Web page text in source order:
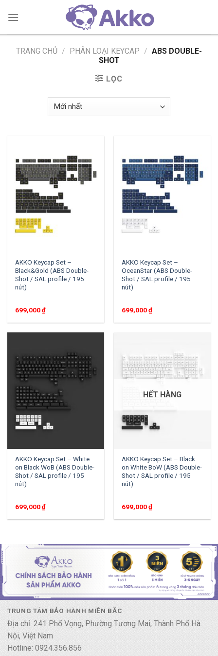
TRANG CHỦ / PHÂN LOẠI KEYCAP / ABS DOUBLE-
SHOT
LỌC
AKKO Keycap Set –
Black&Gold (ABS Double-
Shot / SAL profile / 195
nút)
699,000₫
AKKO Keycap Set –
OceanStar (ABS Double-
Shot / SAL profile / 195
nút)
699,000₫
AKKO Keycap Set – White
on Black WoB (ABS Double-
Shot / SAL profile / 195
nút)
699,000₫
HẾT HÀNG
AKKO Keycap Set – Black
on White BoW (ABS Double-
Shot / SAL profile / 195
nút)
699,000₫
TRUNG TÂM BẢO HÀNH MIỀN BẮC
Địa chỉ: 241 Phố Vọng, Phường Tương Mai, Thành Phố Hà
Nội, Việt Nam
Hotline: 0924.356.856